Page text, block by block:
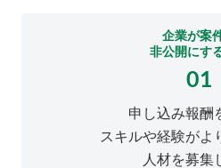
企業が案
非公開にす
01
申し込み報酬
スキルや経験がよ
人材を募集